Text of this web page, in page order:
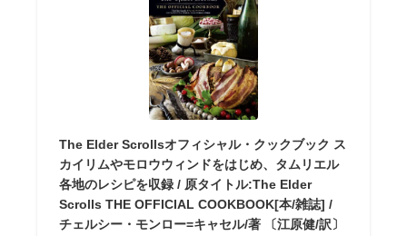
The Elder Scrollsオフィシャル・クックブック ス
カイリムやモロウウィンドをはじめ、タムリエル
各地のレシピを収録 / 原タイトル:The Elder
Scrolls THE OFFICIAL COOKBOOK[本/雑誌] /
チェルシー・モンロー=キャセル/著 〔江原健/訳〕